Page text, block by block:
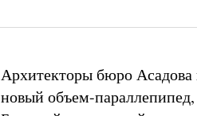
Архитекторы бюро Асадова
новый объем-